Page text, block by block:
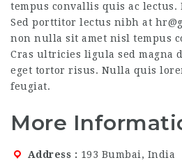
tempus convallis quis ac
Sed porttitor lectus nibh at
non nulla sit amet nisl tempus
Cras ultricies ligula sed magna
eget tortor risus. Nulla quis
feugiat.
More
Address
193 Bumbai, India